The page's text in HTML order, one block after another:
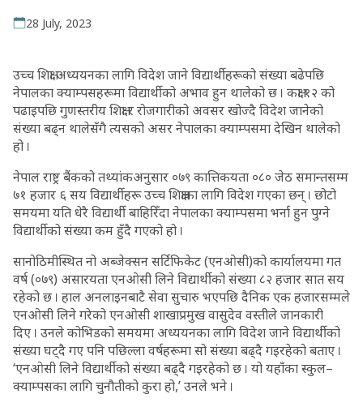
28 July, 2023
उच्च शिक्षा अध्ययनका लागि विदेश जाने विद्यार्थीहरूको संख्या बढेपछि
नेपालका क्याम्पसहरूमा विद्यार्थीको अभाव हुन थालेको छ । कक्षा १२ को
पढाइपछि गुणस्तरीय शिक्षा र रोजगारीको अवसर खोज्दै विदेश जानेको
संख्या बढ्न थालेसँगै त्यसको असर नेपालका क्याम्पसमा देखिन थालेको
हो ।
नेपाल राष्ट्र बैंकको तथ्यांकअनुसार ०७९ कात्तिकयता ०८० जेठ समान्तसम्म
७१ हजार ६ सय विद्यार्थीहरू उच्च शिक्षाका लागि विदेश गएका छन् । छोटो
समयमा यति धेरै विद्यार्थी बाहिरिँदा नेपालका क्याम्पसमा भर्ना हुन पुग्ने
विद्यार्थीको संख्या कम हुँदै गएको हो ।
सानोठिमीस्थित नो अब्जेक्सन सर्टिफिकेट (एनओसी)को कार्यालयमा गत
वर्ष (०७९) असारयता एनओसी लिने विद्यार्थीको संख्या ८२ हजार सात सय
रहेको छ । हाल अनलाइनबाटै सेवा सुचारु भएपछि दैनिक एक हजारसम्मले
एनओसी लिने गरेको एनओसी शाखाप्रमुख वासुदेव वस्तीले जानकारी
दिए । उनले कोभिडको समयमा अध्ययनका लागि विदेश जाने विद्यार्थीको
संख्या घट्दै गए पनि पछिल्ला वर्षहरूमा सो संख्या बढ्दै गइरहेको बताए ।
‘एनओसी लिने विद्यार्थीको संख्या बढ्दै गइरहेको छ । यो यहाँका स्कुल–
क्याम्पसका लागि चुनौतीको कुरा हो,’ उनले भने ।